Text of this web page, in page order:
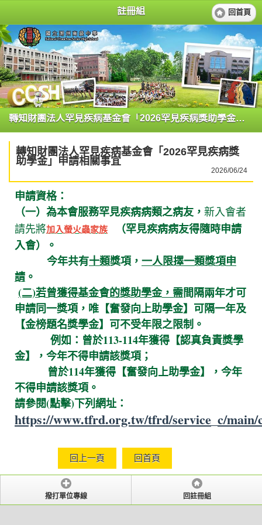
註冊組 回首頁
轉知財團法人罕見疾病基金會「2026罕見疾病獎助學金」申請相關事宜
轉知財團法人罕見疾病基金會「2026罕見疾病獎
助學金」申請相關事宜
2026/06/24
申請資格：
（一） 為本會服務罕見疾病病類之病友， 新入會者
請先將加入螢火蟲家族
（罕見疾病病友得隨時申請
入會）。
今年共有十類獎項， 一人限擇一類獎項申
請 。
(二)若曾獲得基金會的獎助學金，需間隔兩年才可
申請同一獎項，唯【奮發向上助學金】可隔一年及
【金榜題名獎學金】可不受年限之限制。
例如： 曾於113-114年獲得【認真負責獎學
金】
，今年不得申請該獎項 ；
曾於114年獲得【奮發向上助學金】，今年
不得申請該獎項 。
請參閱(點擊)下列網址：
https://www.tfrd.org.tw/tfrd/service_c/main/
回上一頁 回首頁
撥打單位專線 回註冊組